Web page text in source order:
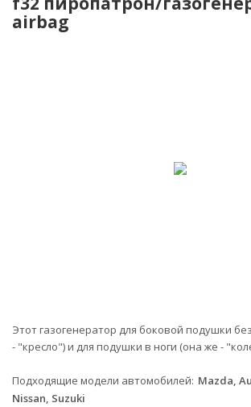
airbag
Этот газогенератор для боковой подушки
- "кресло") и для подушки в ноги (она же -
Подходящие модели автомобилей Mazda,
Nissan, Suzuki